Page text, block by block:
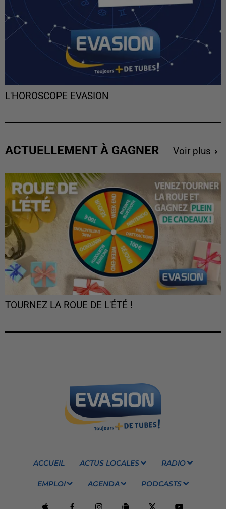
L'HOROSCOPE EVASION
ACTUELLEMENT À GAGNER Voir plus
TOURNEZ LA ROUE DE L'ÉTÉ !
ACCUEIL ACTUS LOCALES RADIO
EMPLOI AGENDA PODCASTS